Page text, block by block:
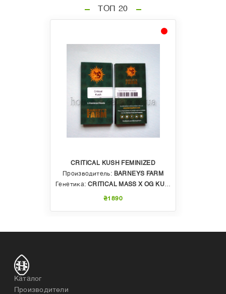
ТОП 20
CRITICAL KUSH FEMINIZED
Производитель: BARNEYS FARM
Генетика: CRITICAL MASS X OG KUSH
₴1890
Каталог
Производители